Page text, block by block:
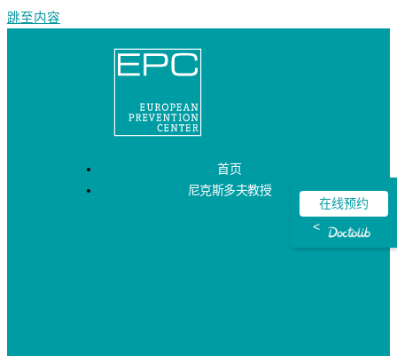
跳至内容
首页
尼克斯多夫教授
在线预约
<